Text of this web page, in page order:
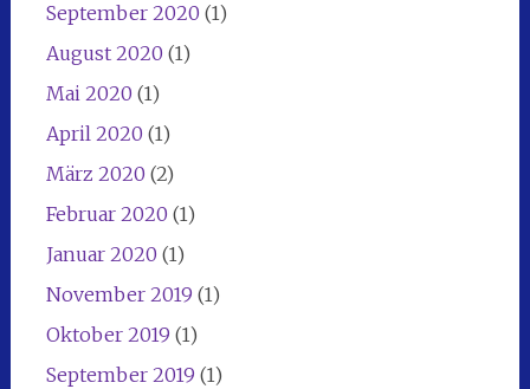
September 2020 (1)
August 2020 (1)
Mai 2020 (1)
April 2020 (1)
März 2020 (2)
Februar 2020 (1)
Januar 2020 (1)
November 2019 (1)
Oktober 2019 (1)
September 2019 (1)